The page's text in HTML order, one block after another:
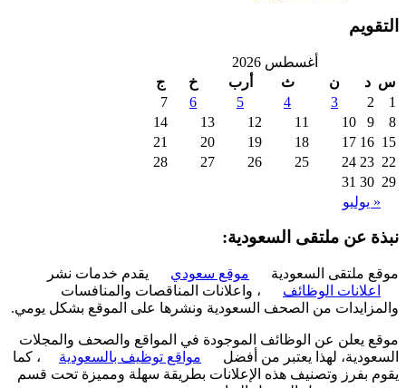
أغسطس 2026
د
ن
ج
7
10
16
17
23
24
30
31
يوليو
عن ملتقى السعودية:
ملتقى السعودية موقع سعودي
يقدم خدمات نشر
الوظائف
، واعلانات المناقصات والمنافسات
من الصحف السعودية ونشرها على الموقع بشكل يومي.
يعلن عن الوظائف الموجودة في المواقع والصحف والمجلات
لهذا يعتبر من أفضل
مواقع توظيف بالسعودية
، كما
بفرز وتصنيف هذه الإعلانات بطريقة سهلة ومميزة تحت قسم